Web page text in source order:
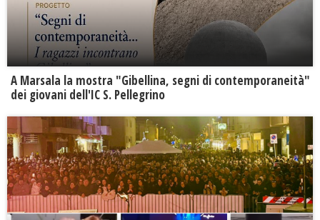
A Marsala la mostra "Gibellina, segni di contemporaneità"
dei giovani dell'IC S. Pellegrino